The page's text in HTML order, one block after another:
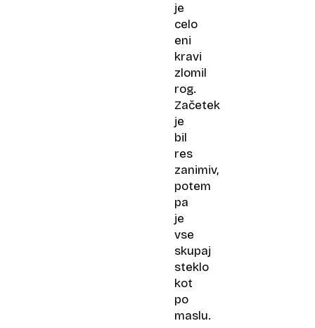
je
celo
eni
kravi
zlomil
rog.
Začetek
je
bil
res
zanimiv,
potem
pa
je
vse
skupaj
steklo
kot
po
maslu.